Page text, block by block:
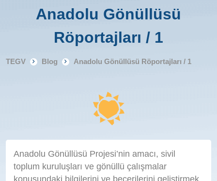
Anadolu Gönüllüsü
Röportajları / 1
TEGV Blog Anadolu Gönüllüsü Röportajları / 1
Anadolu Gönüllüsü Projesi’nin amacı, sivil
toplum kuruluşları ve gönüllü çalışmalar
konusundaki bilgilerini ve becerilerini geliştirmek